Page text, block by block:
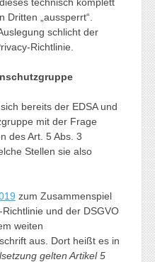
„aussperrt“.
schlicht der
Richtlinie.
bereits der EDSA und
mit der Frage
des Art. 5 Abs. 3
Stellen sie also
zum Zusammenspiel
und der DSGVO
weiten
aus. Dort heißt es in
gelten Artikel 5